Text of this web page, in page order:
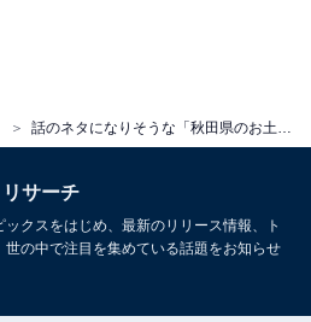
なりそうな「北海道のお土産」ラン
リサーチ
クスをはじめ、最新のリリース情報、ト
の中で注目を集めている話題をお知らせ